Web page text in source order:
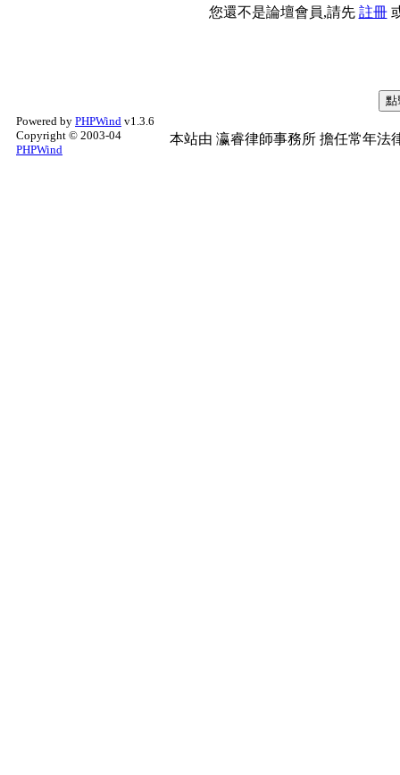
您還不是論壇會員,請先 註冊
Powered by PHPWind v1.3.6
Copyright © 2003-04
PHPWind
本站由 瀛睿律師事務所 擔任常年法